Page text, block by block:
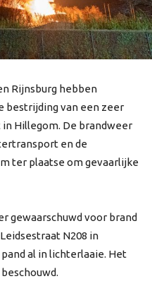
Rijnsburg hebben
bestrijding van een zeer
Hillegom. De brandweer
en de
ter plaatse om gevaarlijke
gewaarschuwd voor brand
N208 in
al in lichterlaaie. Het